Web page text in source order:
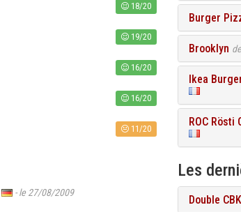
18/20
19/20
16/20
16/20
11/20
- le 27/08/2009
Burger
Brooklyn de
Ikea
ROC Rösti
Les
Double CBK